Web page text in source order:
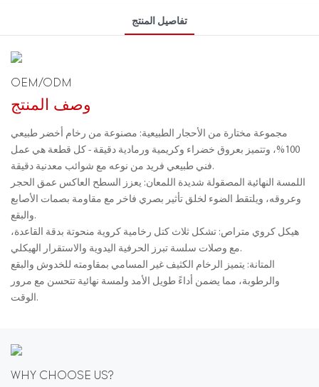
تفاصيل المنتج
OEM/ODM
وصف المنتج
مجموعة مختارة من الأحجار الطبيعية: مصنوعة من رخام أخضر طبيعي
100%، وتتميز بعروق خضراء وكريمية ورمادية دقيقة - كل قطعة هي عمل
فني طبيعي فريد من نوعه مع شوائب معدنية دقيقة.
اللمسة النهائية المصقولة شديدة اللمعان: يعزز السطح العاكس عمق الحجر
وعروقه، ويلتقط الضوء لخلق تأثير بصري فاخر مع مقاومة بصمات الأصابع
والبقع.
هيكل كروي متراص: تشكل ثلاث كتل رخامية كروية منحوتة بدقة القاعدة،
مع وصلات سلسة تبرز الحرفية اليدوية والاستقرار الهيكلي.
المتانة: يتميز الرخام الكثيف غير المسامي بمقاومته للخدوش والبقع
والرطوبة، مما يضمن أداءً طويل الأمد ولمسة نهائية تتحسن مع مرور
الوقت.
WHY CHOOSE US?